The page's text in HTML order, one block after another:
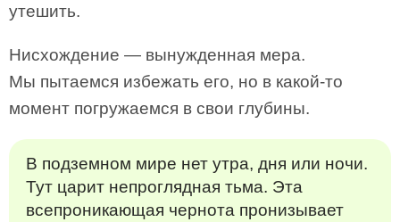
утешить.
Нисхождение — вынужденная мера.
Мы пытаемся избежать его, но в какой-то
момент погружаемся в свои глубины.
В подземном мире нет утра, дня или ночи.
Тут царит непроглядная тьма. Эта
всепроникающая чернота пронизывает